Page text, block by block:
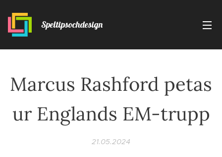
Speltipsochdesign
Marcus Rashford petas
ur Englands EM-trupp
21.05.2024